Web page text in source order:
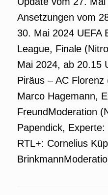
Ansetzungen vom
30. Mai 2024 UEFA
League, Finale
Mai 2024, ab 20.15
Piräus – AC
Marco Hagemann,
FreundModeration
Papendick,
RTL+: Cornelius